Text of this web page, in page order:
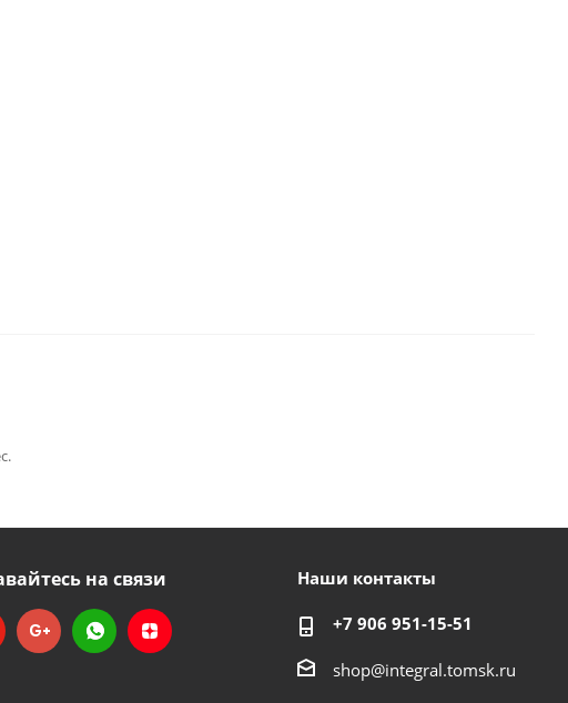
на связи Наши контакты
+7 906 951-15-51
shop@integral.tomsk.ru